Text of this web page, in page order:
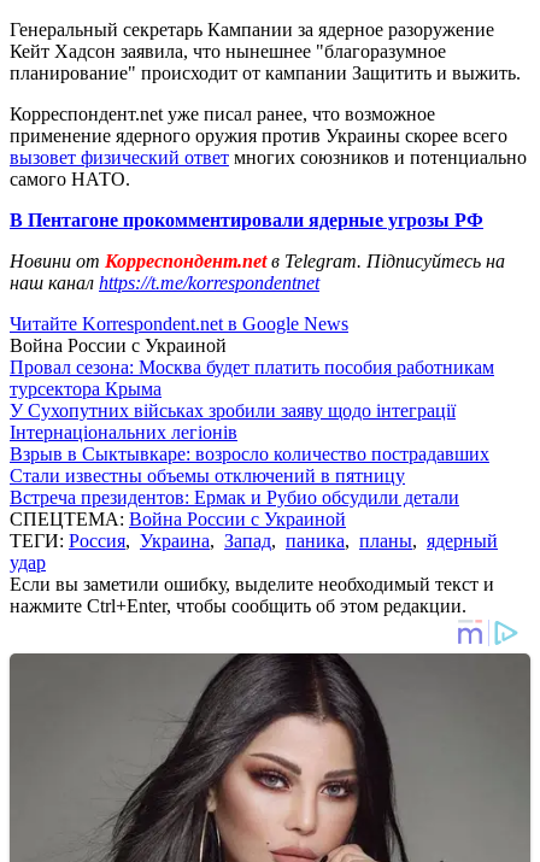
Генеральный секретарь Кампании за ядерное разоружение
Кейт Хадсон заявила, что нынешнее "благоразумное
планирование" происходит от кампании Защитить и выжить.
Корреспондент.net уже писал ранее, что возможное
применение ядерного оружия против Украины скорее всего
вызовет физический ответ многих союзников и потенциально
самого НАТО.
В Пентагоне прокомментировали ядерные угрозы РФ
Новини от Корреспондент.netв Telegram. Підписуйтесь на
наш канал https://t.me/korrespondentnet
Читайте Korrespondent.net в Google News
Война России с Украиной
Провал сезона: Москва будет платить пособия работникам
турсектора Крыма
У Сухопутних військах зробили заяву щодо інтеграції
Інтернаціональних легіонів
Взрыв в Сыктывкаре: возросло количество пострадавших
Стали известны объемы отключений в пятницу
Встреча президентов: Ермак и Рубио обсудили детали
СПЕЦТЕМА: Война России с Украиной
ТЕГИ: Россия, Украина, Запад, паника, планы, ядерный
удар
Если вы заметили ошибку, выделите необходимый текст и
нажмите Ctrl+Enter, чтобы сообщить об этом редакции.